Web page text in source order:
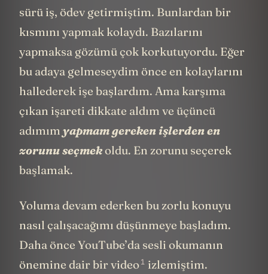
sürü iş, ödev getirmiştim. Bunlardan bir
kısmını yapmak kolaydı. Bazılarını
yapmaksa gözümü çok korkutuyordu. Eğer
bu adaya gelmeseydim önce en kolaylarını
hallederek işe başlardım. Ama karşıma
çıkan işareti dikkate aldım ve üçüncü
adımım yapmam gereken işlerden en
zorunu seçmekoldu. En zorunu seçerek
başlamak.
Yoluma devam ederken bu zorlu konuyu
nasıl çalışacağımı düşünmeye başladım.
Daha önce YouTube’da sesli okumanın
önemine dair bir video1 izlemiştim.